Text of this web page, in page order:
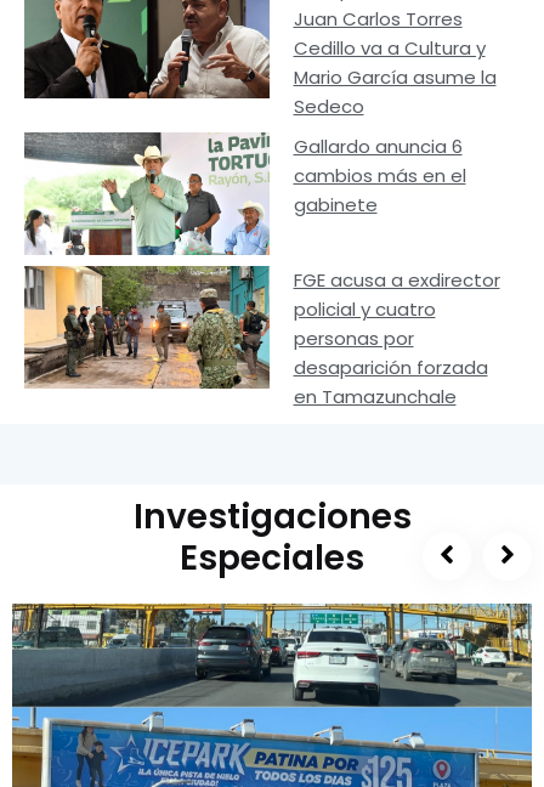
Juan Carlos Torres
Cedillo va a Cultura y
Mario García asume la
Sedeco
Gallardo anuncia 6
cambios más en el
gabinete
FGE acusa a exdirector
policial y cuatro
personas por
desaparición forzada
en Tamazunchale
Investigaciones
Especiales